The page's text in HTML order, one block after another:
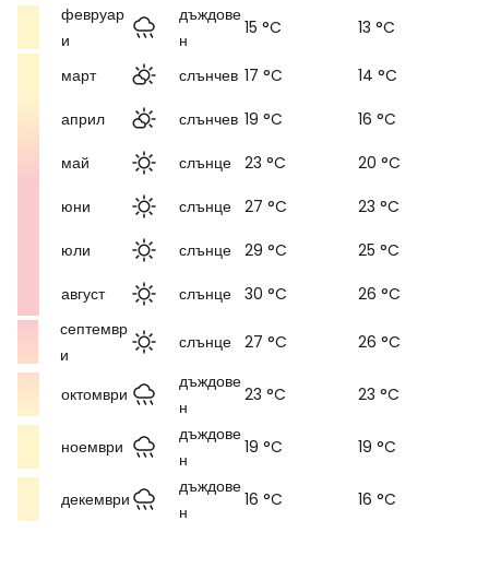
февруар
и
дъждове
н
15 °C 13 °C
март слънчев 17 °C
14 °C
април
слънчев 19 °C
16 °C
май
слънце 23 °C
20 °C
юни
слънце 27 °C
23 °C
юли
слънце 29 °C
25 °C
август
слънце 30 °C
26 °C
септемвр
и
слънце 27 °C 26 °C
октомври
дъждове
н
23 °C 23 °C
ноември
дъждове
н
19 °C 19 °C
декември
дъждове
н
16 °C 16 °C